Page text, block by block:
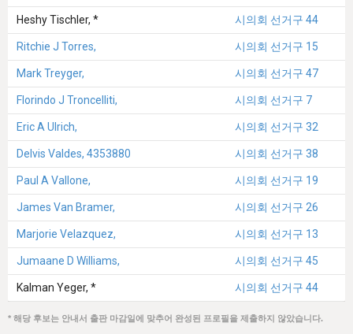
Heshy Tischler, * 시의회 선거구 44
Ritchie J Torres, 시의회 선거구 15
Mark Treyger, 시의회 선거구 47
Florindo J Troncelliti, 시의회 선거구 7
Eric A Ulrich, 시의회 선거구 32
Delvis Valdes, 4353880 시의회 선거구 38
Paul A Vallone, 시의회 선거구 19
James Van Bramer, 시의회 선거구 26
Marjorie Velazquez, 시의회 선거구 13
Jumaane D Williams, 시의회 선거구 45
Kalman Yeger, * 시의회 선거구 44
* 해당 후보는 안내서 출판 마감일에 맞추어 완성된 프로필을 제출하지 않았습니다.